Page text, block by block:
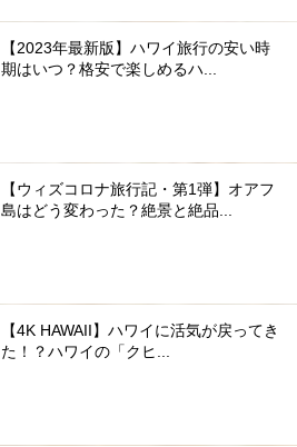
【2023年最新版】ハワイ旅行の安い時
期はいつ？格安で楽しめるハ...
【ウィズコロナ旅行記・第1弾】オアフ
島はどう変わった？絶景と絶品...
【4K HAWAII】ハワイに活気が戻ってき
た！？ハワイの「クヒ...